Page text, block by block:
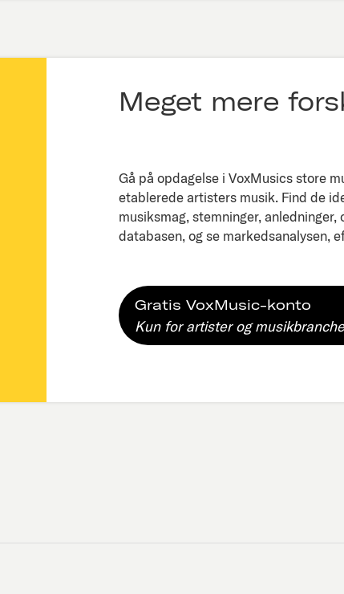
Meget mere
Gå på opdagelse i VoxMusics store
etablerede artisters musik. Find de
musiksmag, stemninger,
databasen, og se markedsanalysen,
Gratis VoxMusic-konto
Kun for artister og musikbranche